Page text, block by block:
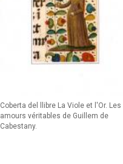
Coberta del llibre La Viole et l'Or. Les
amours véritables de Guillem de
Cabestany.